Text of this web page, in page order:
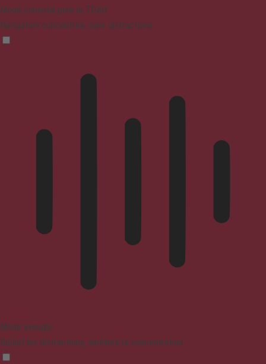
Mode convivial pour le TDAH
Navigation concentrée, sans distractions
Mode aveugle
Réduit les distractions, améliore la concentration